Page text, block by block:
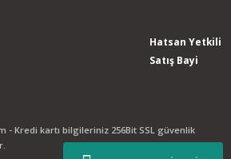
Hatsan Yetkili
Satış Bayi
- Kredi kartı bilgileriniz 256Bit SSL güvenlik